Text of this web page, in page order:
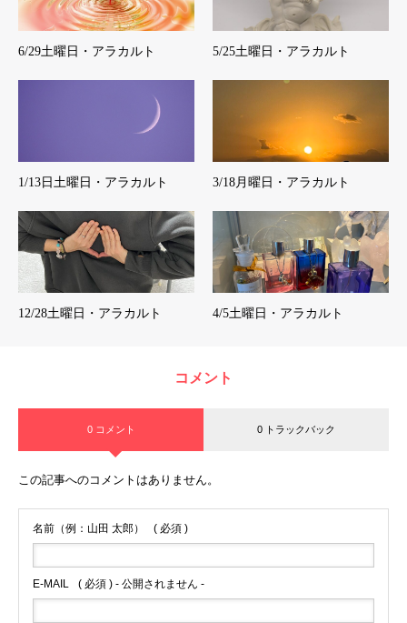
6/29土曜日・アラカルト 5/25土曜日・アラカルト
1/13日土曜日・アラカルト 3/18月曜日・アラカルト
12/28土曜日・アラカルト 4/5土曜日・アラカルト
コメント
0 コメント 0 トラックバック
この記事へのコメントはありません。
名前（例：山田 太郎） ( 必須 )
E-MAIL ( 必須 ) - 公開されません -